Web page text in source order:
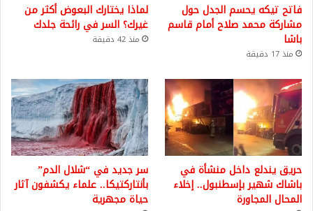
فاتح تيكه يحسم الجدل حول
مشاركة محمد صلاح أمام قاسم
باشا
منذ 17 دقيقة
لماذا يختارك البعوض أكثر من
غيرك؟ السر في رائحة جلدك
منذ 42 دقيقة
حريق يندلع داخل منشأة في
باشاك شهير بإسطنبول.. إخلاء
المحال المجاورة
سر جديد في “شلال الدم”
بأنتاركتيكا.. علماء يكشفون آثار
حياة مجهرية